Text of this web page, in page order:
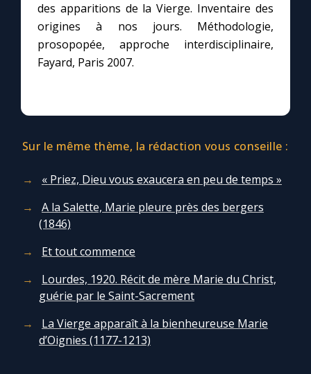
des apparitions de la Vierge. Inventaire des
origines à nos jours. Méthodologie,
prosopopée, approche interdisciplinaire,
Fayard, Paris 2007.
Sur le même thème, la rédaction vous conseille :
« Priez, Dieu vous exaucera en peu de temps »
A la Salette, Marie pleure près des bergers
(1846)
Et tout commence
Lourdes, 1920. Récit de mère Marie du Christ,
guérie par le Saint-Sacrement
La Vierge apparaît à la bienheureuse Marie
d’Oignies (1177-1213)